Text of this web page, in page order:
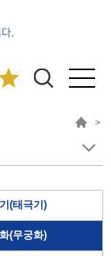
.
>
(태극기)
(무궁화)